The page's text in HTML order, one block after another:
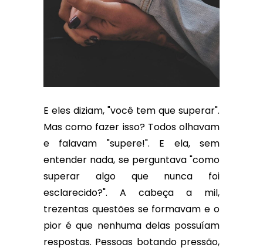
E eles diziam, "você tem que superar".
Mas como fazer isso? Todos olhavam
e falavam "supere!". E ela, sem
entender nada, se perguntava "como
superar algo que nunca foi
esclarecido?". A cabeça a mil,
trezentas questões se formavam e o
pior é que nenhuma delas possuíam
respostas. Pessoas botando pressão,